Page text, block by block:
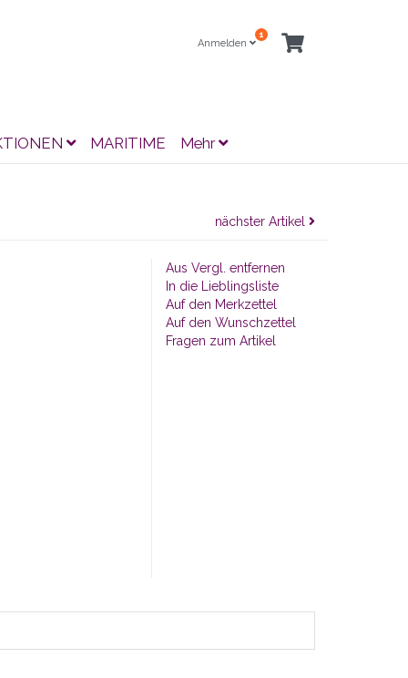
Anmelden
1
MARITIME Mehr
nächster Artikel
Aus Vergl. entfernen
In die Lieblingsliste
Auf den Merkzettel
Auf den Wunschzettel
Fragen zum Artikel